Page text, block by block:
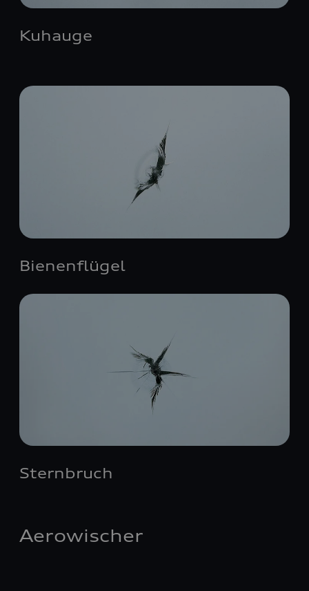
Kuhauge
Bienenflügel
Sternbruch
Aerowischer